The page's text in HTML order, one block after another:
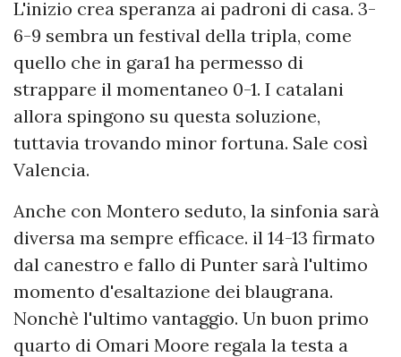
L'inizio crea speranza ai padroni di casa. 3-
6-9 sembra un festival della tripla, come
quello che in gara1 ha permesso di
strappare il momentaneo 0-1. I catalani
allora spingono su questa soluzione,
tuttavia trovando minor fortuna. Sale così
Valencia.
Anche con Montero seduto, la sinfonia sarà
diversa ma sempre efficace. il 14-13 firmato
dal canestro e fallo di Punter sarà l'ultimo
momento d'esaltazione dei blaugrana.
Nonchè l'ultimo vantaggio. Un buon primo
quarto di Omari Moore regala la testa a